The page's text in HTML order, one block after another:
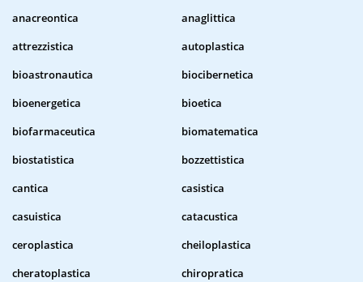
anacreontica
anaglittica
attrezzistica
autoplastica
bioastronautica
biocibernetica
bioenergetica
bioetica
biofarmaceutica
biomatematica
biostatistica
bozzettistica
cantica
casistica
casuistica
catacustica
ceroplastica
cheiloplastica
cheratoplastica
chiropratica